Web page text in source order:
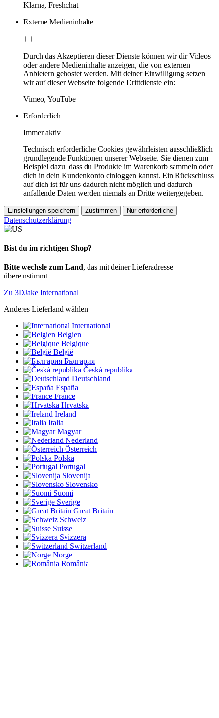
Klarna, Freshchat
Externe Medieninhalte
Durch das Akzeptieren dieser Dienste können wir dir Videos
oder andere Medieninhalte anzeigen, die von externen
Anbietern gehostet werden. Mit deiner Einwilligung setzen
wir auf dieser Webseite folgende Drittdienste ein:
Vimeo, YouTube
Erforderlich
Immer aktiv
Technisch erforderliche Cookies gewährleisten ausschließlich
grundlegende Funktionen unserer Webseite. Sie dienen zum
Beispiel dazu, dass du Produkte im Warenkorb sammeln oder
dich in dein Kundenkonto einloggen kannst. Ein Rückschluss
auf dich ist für uns dadurch nicht möglich und dadurch
anfallende Daten werden niemals an Dritte weitergegeben.
Einstellungen speichern Zustimmen Nur erforderliche
Datenschutzerklärung
Bist du im richtigen Shop?
Bitte wechsle zum Land, das mit deiner Lieferadresse
übereinstimmt.
Zu 3DJake International
Anderes Lieferland wählen
International
Belgien
Belgique
België
България
Česká republika
Deutschland
España
France
Hrvatska
Ireland
Italia
Magyar
Nederland
Österreich
Polska
Portugal
Slovenija
Slovensko
Suomi
Sverige
Great Britain
Schweiz
Suisse
Svizzera
Switzerland
Norge
România